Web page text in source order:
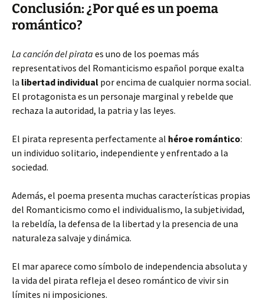
Conclusión: ¿Por qué es un poema
romántico?
La canción del pirata es uno de los poemas más
representativos del Romanticismo español porque exalta
la libertad individual por encima de cualquier norma social.
El protagonista es un personaje marginal y rebelde que
rechaza la autoridad, la patria y las leyes.
El pirata representa perfectamente al héroe romántico:
un individuo solitario, independiente y enfrentado a la
sociedad.
Además, el poema presenta muchas características propias
del Romanticismo como el individualismo, la subjetividad,
la rebeldía, la defensa de la libertad y la presencia de una
naturaleza salvaje y dinámica.
El mar aparece como símbolo de independencia absoluta y
la vida del pirata refleja el deseo romántico de vivir sin
límites ni imposiciones.